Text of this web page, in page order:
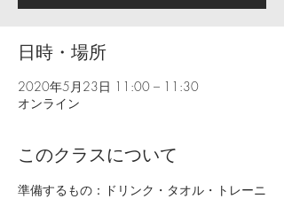
日時・場所
2020年5月23日 11:00 – 11:30
オンライン
このクラスについて
準備するもの：ドリンク・タオル・トレーニ